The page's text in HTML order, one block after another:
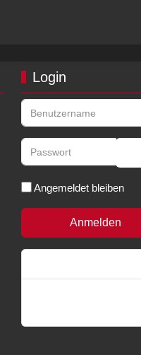
Login
Benutzername
Passwort
Angemeldet bleiben
Anmelden